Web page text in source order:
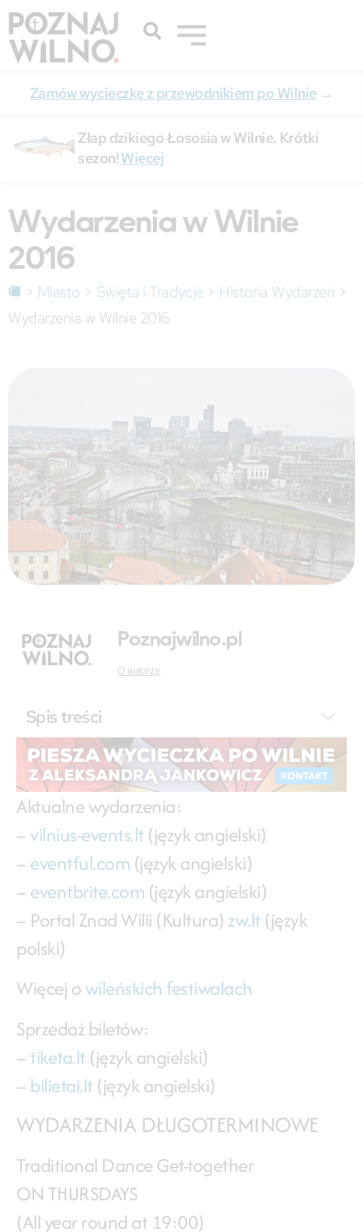
Zamów wycieczkę z przewodnikiem po Wilnie→
Złap dzikiego Łososia w Wilnie. Krótki
sezon!Więcej
Wydarzenia w Wilnie
2016
> Miasto > Święta i Tradycje > Historia Wydarzeń >
Wydarzenia w Wilnie 2016
Poznajwilno.pl
O autorze
Spis treści
Aktualne wydarzenia:
– vilnius-events.lt (język angielski)
– eventful.com (język angielski)
– eventbrite.com (język angielski)
– Portal Znad Wilii (Kultura) zw.lt (język
polski)
Więcej owileńskich festiwalach
Sprzedaż biletów:
–tiketa.lt (język angielski)
– bilietai.lt (język angielski)
WYDARZENIA DŁUGOTERMINOWE
Traditional Dance Get-together
ON THURSDAYS
(All year round at 19:00)